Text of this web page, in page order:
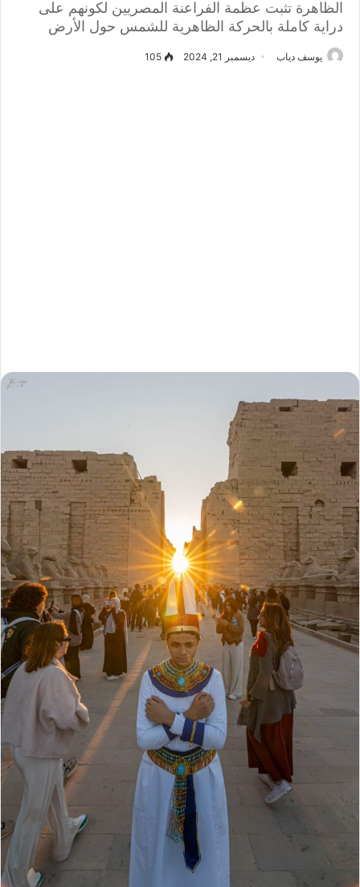
الظاهرة تثبت عظمة الفراعنة المصريين لكونهم على
دراية كاملة بالحركة الظاهرية للشمس حول الأرض
يوسف دياب ديسمبر 21, 2024 105